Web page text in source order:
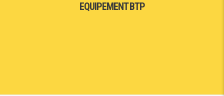
EQUIPEMENT BTP